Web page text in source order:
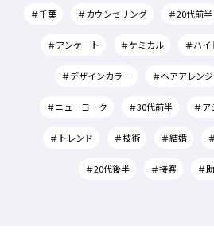
＃千葉 ＃カウンセリング ＃20代前半
＃アンケート ＃ケミカル ＃ハイ
＃デザインカラー ＃ヘアアレンジ
＃ニューヨーク ＃30代前半 ＃ア
＃トレンド ＃技術 ＃結婚
＃20代後半 ＃接客 ＃